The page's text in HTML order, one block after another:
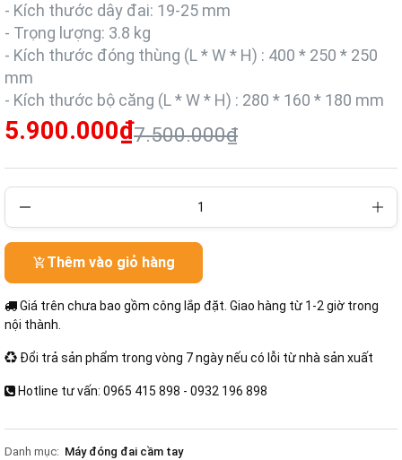
- Kích thước dây đai: 19-25 mm
- Trọng lượng: 3.8 kg
- Kích thước đóng thùng (L * W * H) : 400 * 250 * 250
mm
- Kích thước bộ căng (L * W * H) : 280 * 160 * 180 mm
5.900.000₫7.500.000₫
Thêm vào giỏ hàng
Giá trên chưa bao gồm công lắp đặt. Giao hàng từ 1-2 giờ trong
nội thành.
Đổi trả sản phẩm trong vòng 7 ngày nếu có lỗi từ nhà sản xuất
Hotline tư vấn: 0965 415 898 - 0932 196 898
Danh mục: Máy đóng đai cầm tay